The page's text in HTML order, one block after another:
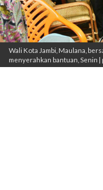
Wali Kota Jambi, Maulana,
menyerahkan bantuan, Senin |